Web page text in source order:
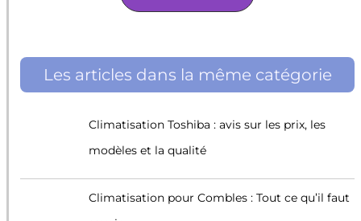
Les articles dans la même catégorie
Climatisation Toshiba : avis sur les prix, les
modèles et la qualité
Climatisation pour Combles : Tout ce qu’il faut